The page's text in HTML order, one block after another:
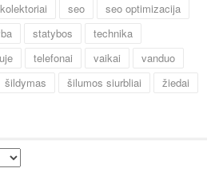
seo
seo optimizacija
statybos
technika
telefonai vaikai
vanduo
šildymas šilumos siurbliai žiedai